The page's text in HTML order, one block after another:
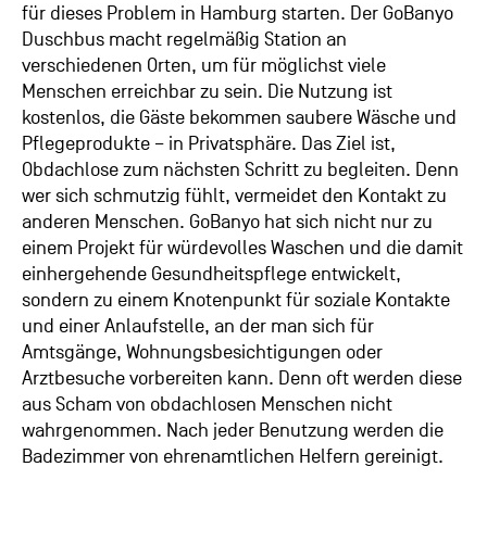
für dieses Problem in Hamburg starten. Der GoBanyo
Duschbus macht regelmäßig Station an
verschiedenen Orten, um für möglichst viele
Menschen erreichbar zu sein. Die Nutzung ist
kostenlos, die Gäste bekommen saubere Wäsche und
Pflegeprodukte – in Privatsphäre. Das Ziel ist,
Obdachlose zum nächsten Schritt zu begleiten. Denn
wer sich schmutzig fühlt, vermeidet den Kontakt zu
anderen Menschen. GoBanyo hat sich nicht nur zu
einem Projekt für würdevolles Waschen und die damit
einhergehende Gesundheitspflege entwickelt,
sondern zu einem Knotenpunkt für soziale Kontakte
und einer Anlaufstelle, an der man sich für
Amtsgänge, Wohnungsbesichtigungen oder
Arztbesuche vorbereiten kann. Denn oft werden diese
aus Scham von obdachlosen Menschen nicht
wahrgenommen. Nach jeder Benutzung werden die
Badezimmer von ehrenamtlichen Helfern gereinigt.